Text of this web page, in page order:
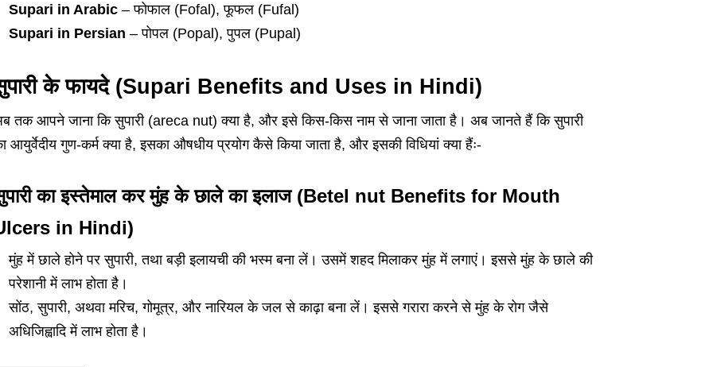
Supari in Arabic– फोफाल (Fofal), फूफल (Fufal)
Supari in Persian – पोपल (Popal), पुपल (Pupal)
के फायदे (Supari Benefits and Uses in Hindi)
तक आपने जाना कि सुपारी (areca nut) क्या है, और इसे किस-किस नाम से जाना जाता है। अब जानते हैं कि सुपारी
आयुर्वेदीय गुण-कर्म क्या है, इसका औषधीय प्रयोग कैसे किया जाता है, और इसकी विधियां क्या हैंः-
का इस्तेमाल कर मुंह के छाले का इलाज (Betel nut Benefits for Mouth
in Hindi)
मुंह में छाले होने पर सुपारी, तथा बड़ी इलायचीकी भस्म बना लें। उसमें शहद मिलाकर मुंह में लगाएं। इससे मुंह के छाले की
परेशानी में लाभ होता है।
सोंठ, सुपारी, अथवा मरिच, गोमूत्र, और नारियल के जलसे काढ़ा बना लें। इससे गरारा करने से मुंह के रोग जैसे
अधिजिह्वादि में लाभ होता है।